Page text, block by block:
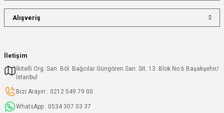
İletişim
İkitelli Org. San. Böl. Bağcılar Güngören San. Sit. 13. Blok No:6 Başakşehir/
İstanbul
Bizi Arayın : 0212 549 79 00
WhatsApp : 0534 307 03 37
Alışveriş